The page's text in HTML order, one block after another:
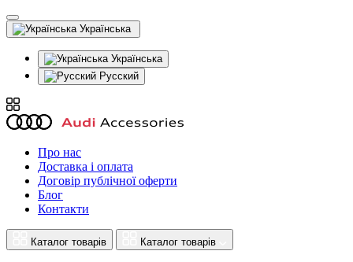
Українська
Українська
Русский
Про нас
Доставка і оплата
Договір публічної оферти
Блог
Контакти
Каталог товарів Каталог товарів